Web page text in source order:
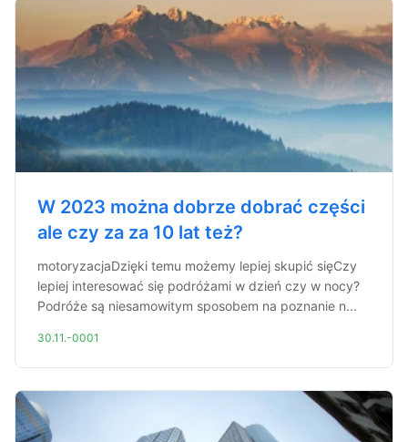
W 2023 można dobrze dobrać części
ale czy za za 10 lat też?
motoryzacjaDzięki temu możemy lepiej skupić sięCzy
lepiej interesować się podróżami w dzień czy w nocy?
Podróże są niesamowitym sposobem na poznanie n...
30.11.-0001